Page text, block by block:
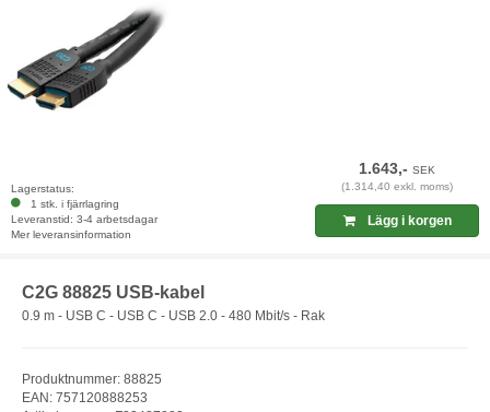
Lagerstatus:
1 stk. i fjärrlagring
Leveranstid: 3-4 arbetsdagar
Mer leveransinformation
1.643,-SEK
(1.314,40 exkl. moms)
Lägg i korgen
C2G 88825 USB-kabel
0.9 m - USB C - USB C - USB 2.0 - 480 Mbit/s - Rak
Produktnummer: 88825
EAN: 757120888253